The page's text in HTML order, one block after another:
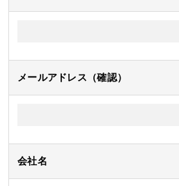
メールアドレス（確認）
会社名